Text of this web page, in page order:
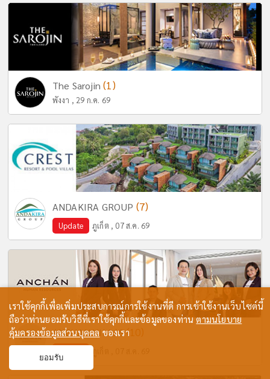
The Sarojin(1)
พังงา , 29 ก.ค. 69
ANDAKIRA GROUP (7)
Update ภูเก็ต , 07 ส.ค. 69
ANCHAN VILLAS(10)
ภูเก็ต , 07 ส.ค. 69
เราใช้คุกกี้เพื่อเพิ่มประสบการณ์การใช้งานที่ดี การเข้าใช้งานเว็บไซต์นี้
ถือว่าท่านยอมรับวิธีที่เราใช้คุกกี้และข้อมูลของท่านตามนโยบาย
คุ้มครองข้อมูลส่วนบุคคล ของเรา
ยอมรับ